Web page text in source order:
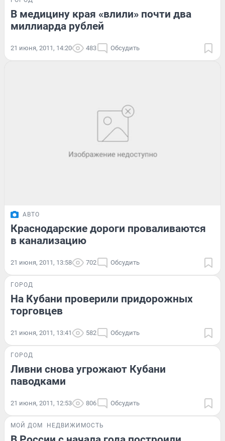
В медицину края «влили» почти два
миллиарда рублей
21 июня, 2011, 14:20 483 Обсудить
АВТО
Краснодарские дороги проваливаются
в канализацию
21 июня, 2011, 13:58 702 Обсудить
ГОРОД
На Кубани проверили придорожных
торговцев
21 июня, 2011, 13:41 582 Обсудить
ГОРОД
Ливни снова угрожают Кубани
паводками
21 июня, 2011, 12:53 806 Обсудить
МОЙ ДОМ НЕДВИЖИМОСТЬ